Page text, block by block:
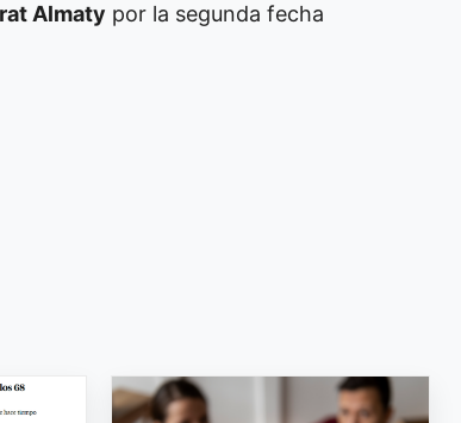
Almaty por la segunda fecha